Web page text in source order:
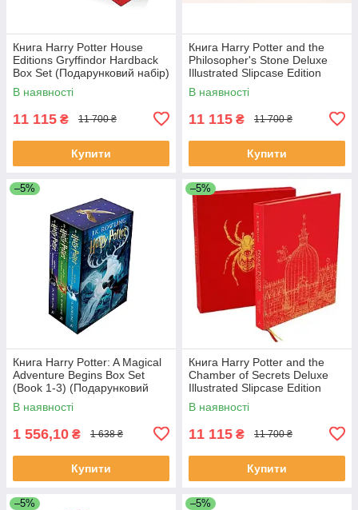
Книга Harry Potter House
Editions Gryffindor Hardback
Box Set (Подарунковий набір)
В наявності
11 115 ₴ 11 700 ₴
Купити
Книга Harry Potter and the
Philosopher's Stone Deluxe
Illustrated Slipcase Edition
художня література
В наявності
11 115 ₴ 11 700 ₴
Купити
–5%
Книга Harry Potter: A Magical
Adventure Begins Box Set
(Book 1-3) (Подарунковий
набір)
В наявності
1 556,10 ₴ 1 638 ₴
Купити
–5%
Книга Harry Potter and the
Chamber of Secrets Deluxe
Illustrated Slipcase Edition
художня література
В наявності
11 115 ₴ 11 700 ₴
Купити
–5% –5%